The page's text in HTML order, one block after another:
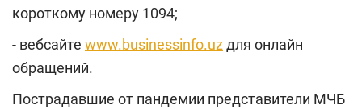
короткому номеру 1094;
- вебсайте www.businessinfo.uzдля онлайн
обращений.
Пострадавшие от пандемии представители МЧБ